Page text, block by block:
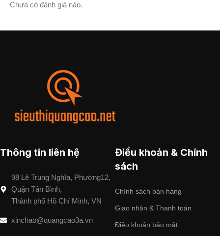
Chưa có đánh giá nào.
Thông tin liên hệ
98 Lê Trung Nghĩa, Phường12,
Quận Tân Bình,
Thành phố Hồ Chí Minh, VN
xinchao@quangcao3a.vn
Điều khoản & Chính
sách
Chính sách bán hàng
Giao nhận & Thanh toán
Điều khoản bảo mật